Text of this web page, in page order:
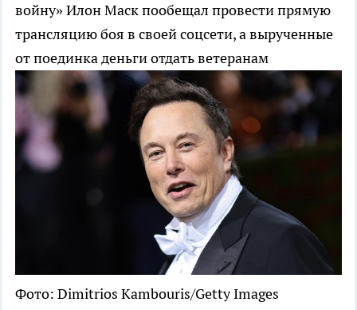
войну» Илон Маск пообещал провести прямую
трансляцию боя в своей соцсети, а вырученные
от поединка деньги отдать ветеранам
Фото: Dimitrios Kambouris/Getty Images